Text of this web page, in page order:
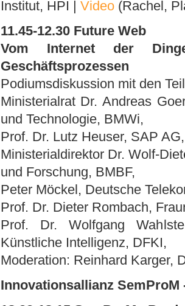
Institut, HPI | Video(Rachel,
11.45-12.30 Future Web
Vom Internet der
Geschäftsprozessen
Podiumsdiskussion mit den
Ministerialrat Dr. Andreas
und Technologie, BMWi,
Prof. Dr. Lutz Heuser, SAP AG,
Ministerialdirektor Dr. Wolf-
und Forschung, BMBF,
Peter Möckel, Deutsche
Prof. Dr. Dieter Rombach,
Prof. Dr. Wolfgang
Künstliche Intelligenz, DFKI,
Moderation: Reinhard Karger,
Innovationsallianz